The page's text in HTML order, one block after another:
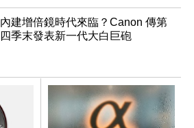
內建增倍鏡時代來臨？Canon 傳第
四季末發表新一代大白巨砲